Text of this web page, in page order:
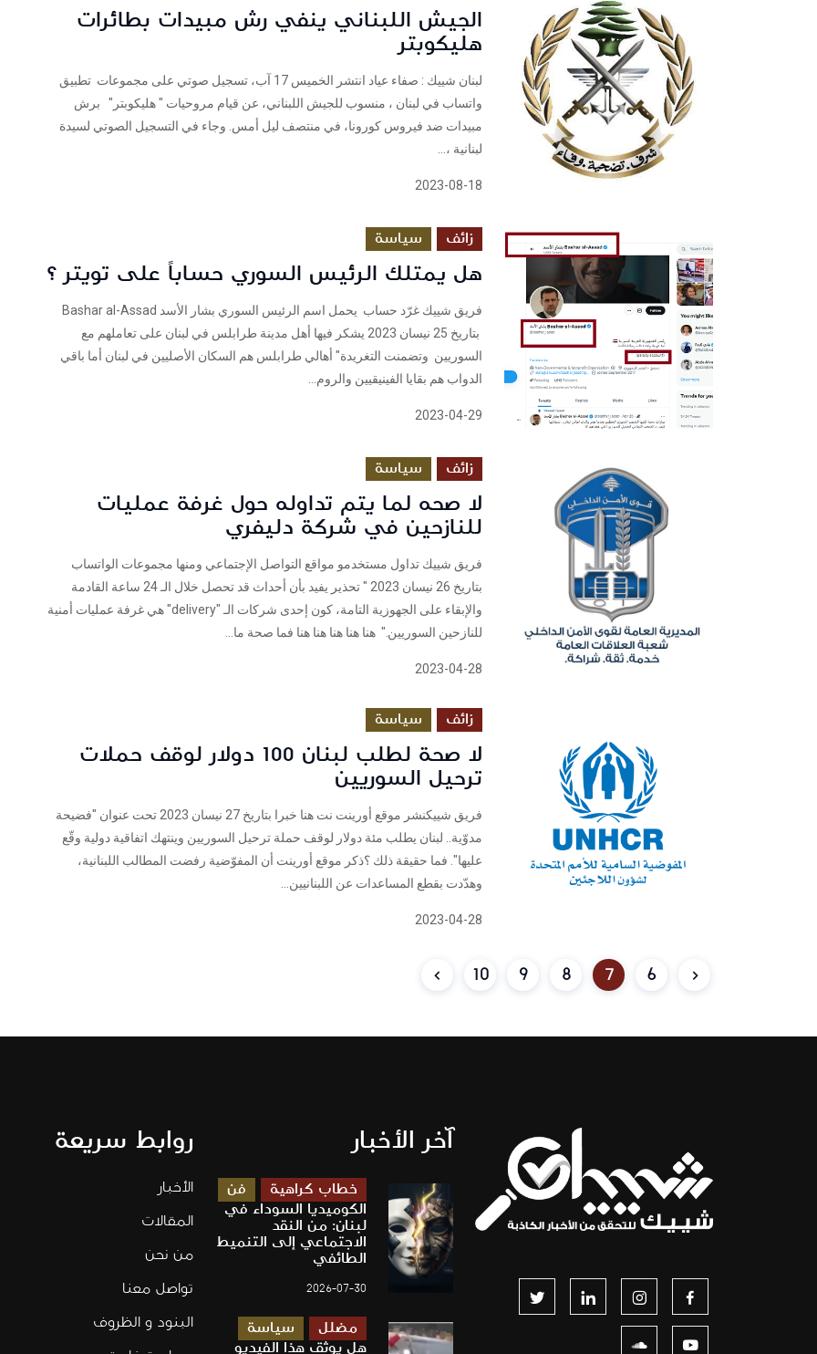
الجيش اللبناني ينفي رش مبيدات بطائرات
هليكوبتر
لبنان شييك : صفاء عياد انتشر الخميس 17 آب، تسجيل صوتي على مجموعات تطبيق
واتساب في لبنان ، منسوب للجيش اللبناني، عن قيام مروحيات " هليكوبتر" برش
مبيدات ضد فيروس كورونا، في منتصف ليل أمس. وجاء في التسجيل الصوتي لسيدة
لبنانية ،...
2023-08-18
زائف سياسة
هل يمتلك الرئيس السوري حساباً على تويتر ؟
فريق شييك غرّد حساب يحمل اسم الرئيس السوري بشار الأسد Bashar al-Assad
بتاريخ 25 نيسان 2023 يشكر فيها أهل مدينة طرابلس في لبنان على تعاملهم مع
السوريين وتضمنت التغريدة" أهالي طرابلس هم السكان الأصليين في لبنان أما باقي
الدواب هم بقايا الفينيقيين والروم...
2023-04-29
زائف سياسة
لا صحه لما يتم تداوله حول غرفة عمليات
للنازحين في شركة دليفري
فريق شييك تداول مستخدمو مواقع التواصل الإجتماعي ومنها مجموعات الواتساب
بتاريخ 26 نيسان 2023 " تحذير يفيد بأن أحداث قد تحصل خلال الـ 24 ساعة القادمة
والإبقاء على الجهوزية التامة، كون إحدى شركات الـ "delivery" هي غرفة عمليات أمنية
للنازحين السوريين." هنا هنا هنا هنا هنا فما صحة ما...
2023-04-28
زائف سياسة
لا صحة لطلب لبنان 100 دولار لوقف حملات
ترحيل السوريين
فريق شييكنشر موقع أورينت نت هنا خبرا بتاريخ 27 نيسان 2023 تحت عنوان "فضيحة
مدوّية.. لبنان يطلب مئة دولار لوقف حملة ترحيل السوريين وينتهك اتفاقية دولية وقّع
عليها". فما حقيقة ذلك ؟ذكر موقع أورينت أن المفوّضية رفضت المطالب اللبنانية،
وهدّدت بقطع المساعدات عن اللبنانيين...
2023-04-28
6
7
8
9
10
آخر الأخبار
خطاب كراهية
فن
الكوميديا السوداء في
لبنان: من النقد
الاجتماعي إلى التنميط
الطائفي
2026-07-30
مضلل
سياسة
هل يوثق هذا الفيديو
روابط سريعة
الأخبار
المقالات
من نحن
تواصل معنا
البنود و الظروف